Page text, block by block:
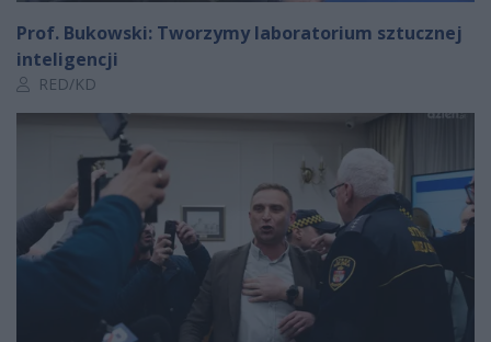
Prof. Bukowski: Tworzymy laboratorium sztucznej
inteligencji
Autor artykułu:
RED/KD